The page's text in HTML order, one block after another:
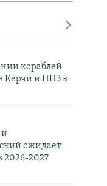
кораблей
Керчи и НПЗ в
и
ожидает
2026-2027